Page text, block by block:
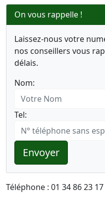
On vous rappelle !
Laissez-nous votre
nos conseillers vous
délais.
Nom:
Tel:
Envoyer
Téléphone : 01 34 86 23 17